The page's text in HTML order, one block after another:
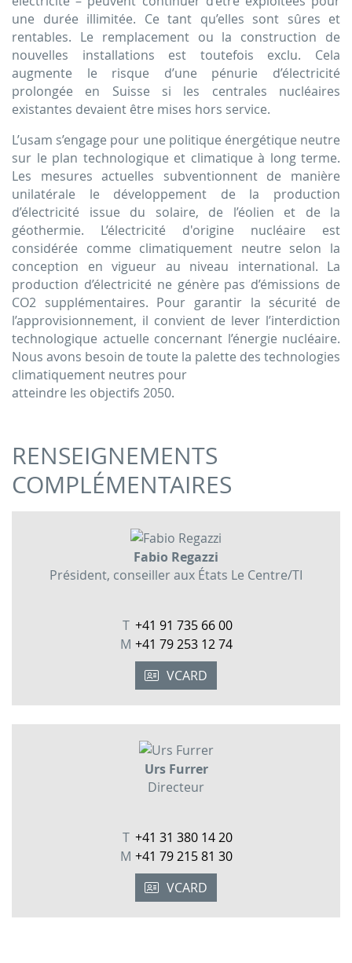
une durée illimitée. Ce tant qu’elles sont sûres et
rentables. Le remplacement ou la construction de
nouvelles installations est toutefois exclu. Cela
augmente le risque d’une pénurie d’électricité
prolongée en Suisse si les centrales nucléaires
existantes devaient être mises hors service.
L’usam s’engage pour une politique énergétique neutre
sur le plan technologique et climatique à long terme.
Les mesures actuelles subventionnent de manière
unilatérale le développement de la production
d’électricité issue du solaire, de l’éolien et de la
géothermie. L’électricité d'origine nucléaire est
considérée comme climatiquement neutre selon la
conception en vigueur au niveau international. La
production d’électricité ne génère pas d’émissions de
CO2 supplémentaires. Pour garantir la sécurité de
l’approvisionnement, il convient de lever l’interdiction
technologique actuelle concernant l’énergie nucléaire.
Nous avons besoin de toute la palette des technologies
climatiquement neutres pour
atteindre les objectifs 2050.
RENSEIGNEMENTS
COMPLÉMENTAIRES
Fabio Regazzi
Président, conseiller aux États Le Centre/TI
T +41 91 735 66 00
M +41 79 253 12 74
VCARD
Urs Furrer
Directeur
T +41 31 380 14 20
M +41 79 215 81 30
VCARD